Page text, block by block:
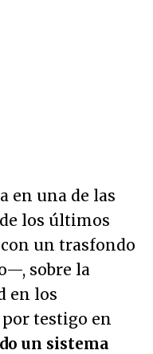
en una de las
los últimos
un trasfondo
sobre la
en los
testigo en
un sistema